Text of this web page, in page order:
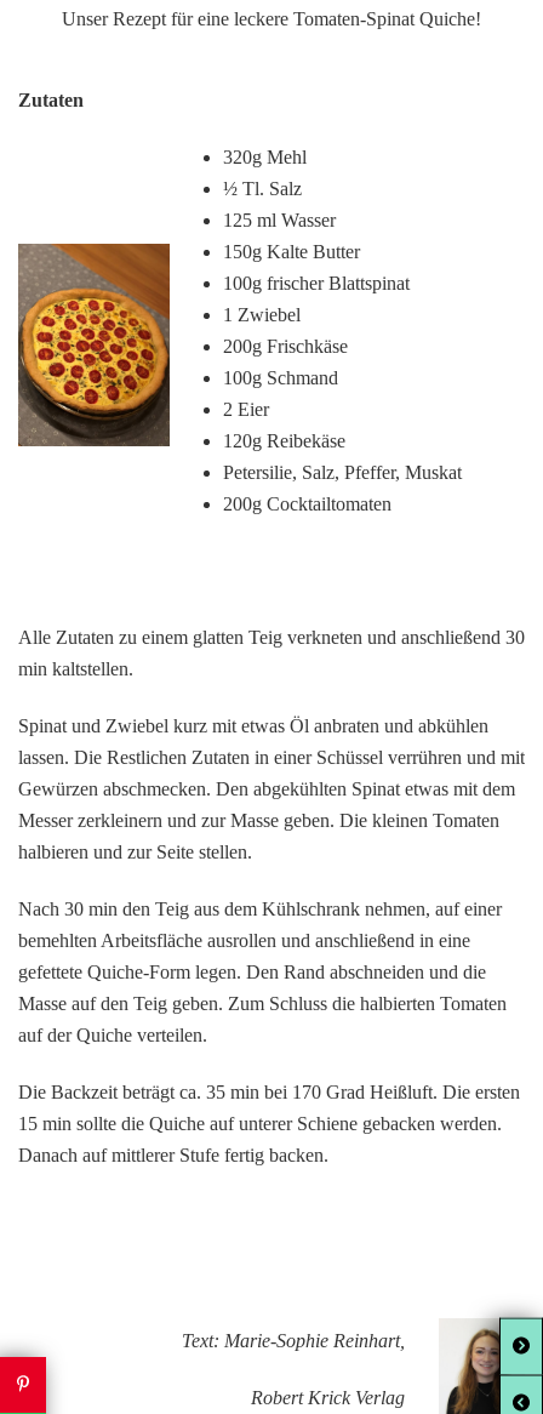
Unser Rezept für eine leckere Tomaten-Spinat Quiche!
Zutaten
320g Mehl
½ Tl. Salz
125 ml Wasser
150g Kalte Butter
100g frischer Blattspinat
1 Zwiebel
200g Frischkäse
100g Schmand
2 Eier
120g Reibekäse
Petersilie, Salz, Pfeffer, Muskat
200g Cocktailtomaten
Alle Zutaten zu einem glatten Teig verkneten und anschließend 30
min kaltstellen.
Spinat und Zwiebel kurz mit etwas Öl anbraten und abkühlen
lassen. Die Restlichen Zutaten in einer Schüssel verrühren und mit
Gewürzen abschmecken. Den abgekühlten Spinat etwas mit dem
Messer zerkleinern und zur Masse geben. Die kleinen Tomaten
halbieren und zur Seite stellen.
Nach 30 min den Teig aus dem Kühlschrank nehmen, auf einer
bemehlten Arbeitsfläche ausrollen und anschließend in eine
gefettete Quiche-Form legen. Den Rand abschneiden und die
Masse auf den Teig geben. Zum Schluss die halbierten Tomaten
auf der Quiche verteilen.
Die Backzeit beträgt ca. 35 min bei 170 Grad Heißluft. Die ersten
15 min sollte die Quiche auf unterer Schiene gebacken werden.
Danach auf mittlerer Stufe fertig backen.
Text: Marie-Sophie Reinhart,
Robert Krick Verlag